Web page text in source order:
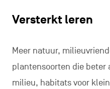
Versterkt leren
Meer natuur,
plantensoorten die beter
milieu, habitats voor